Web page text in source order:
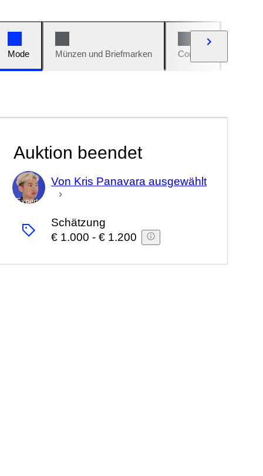
Mode Münzen und Briefmarken Comics
Auktion beendet
Experte
Von Kris Panavara ausgewählt
Schätzung
€ 1.000 - € 1.200